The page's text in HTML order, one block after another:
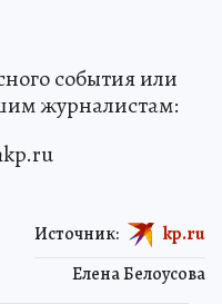
события или
журналистам:
Елена Белоусова
Источник: kp.ru